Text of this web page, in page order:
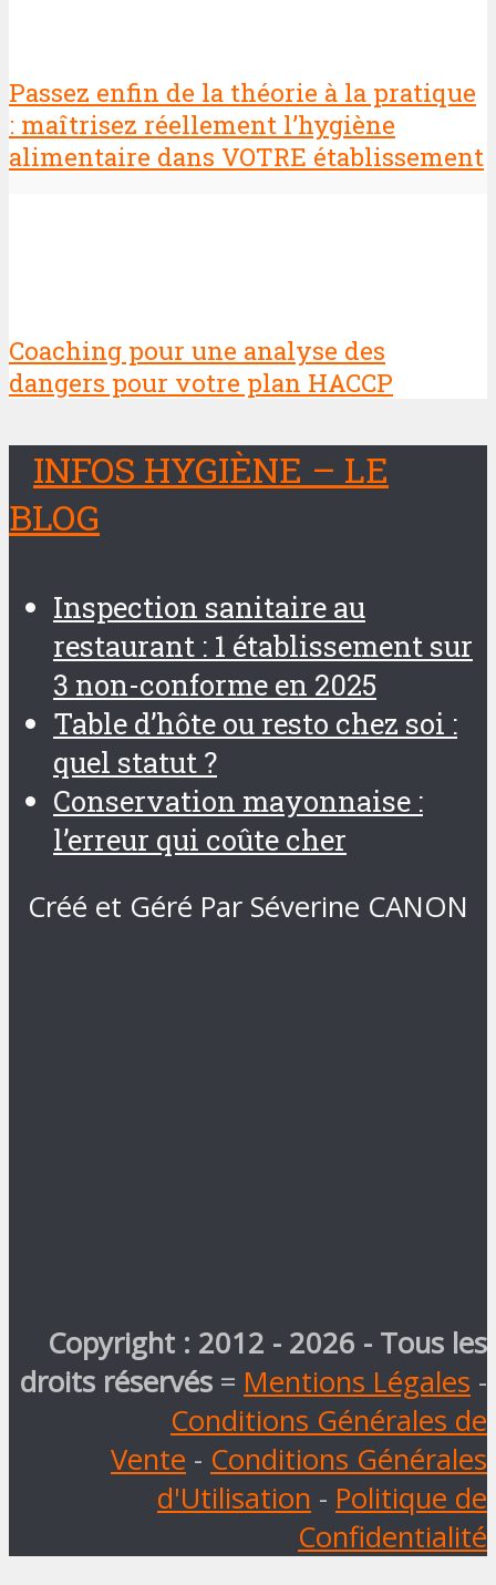
Passez enfin de la théorie à la pratique
: maîtrisez réellement l’hygiène
alimentaire dans VOTRE établissement
Coaching pour une analyse des
dangers pour votre plan HACCP
INFOS HYGIÈNE – LE
BLOG
Inspection sanitaire au
restaurant : 1 établissement sur
3 non-conforme en 2025
Table d’hôte ou resto chez soi :
quel statut ?
Conservation mayonnaise :
l’erreur qui coûte cher
Créé et Géré Par Séverine CANON
Copyright : 2012 - 2026 - Tous les
droits réservés = Mentions Légales -
Conditions Générales de
Vente - Conditions Générales
d'Utilisation - Politique de
Confidentialité